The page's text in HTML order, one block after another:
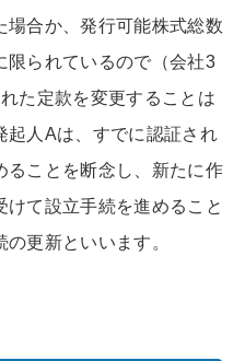
場合か、発行可能株式総数
限られているので（会社3
た定款を変更することは
起人Aは、すでに認証され
ることを断念し、新たに作
けて設立手続を進めること
更新といいます。